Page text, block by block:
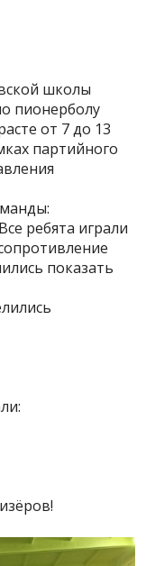
школы
пионерболу
от 7 до 13
партийного
ребята играли
показать